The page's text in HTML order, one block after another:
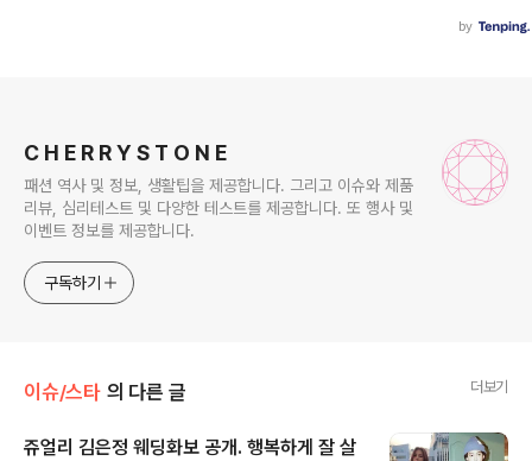
C H E R R Y S T O N E
패션 역사 및 정보, 생활팁을 제공합니다. 그리고 이슈와 제품
리뷰, 심리테스트 및 다양한 테스트를 제공합니다. 또 행사 및
이벤트 정보를 제공합니다.
구독하기
이슈/스타 의 다른 글 더보기
쥬얼리 김은정 웨딩화보 공개. 행복하게 잘 살